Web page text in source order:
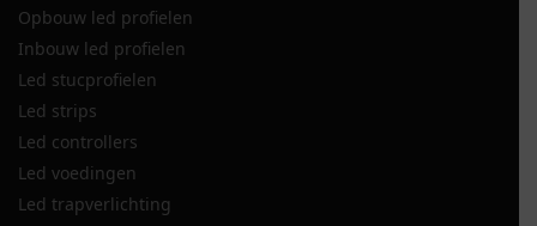
Opbouw led profielen
Inbouw led profielen
Led stucprofielen
Led strips
Led controllers
Led voedingen
Led trapverlichting